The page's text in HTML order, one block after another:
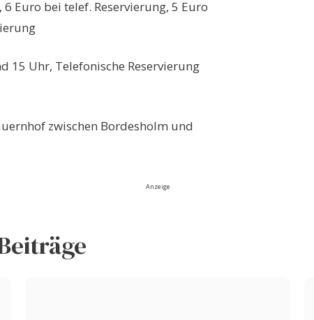
Euro bei telef. Reservierung, 5 Euro
15 Uhr, Telefonische Reservierung
zwischen Bordesholm und
Anzeige